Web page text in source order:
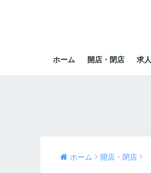
ホーム 開店・閉店 求人
ホーム 開店・閉店